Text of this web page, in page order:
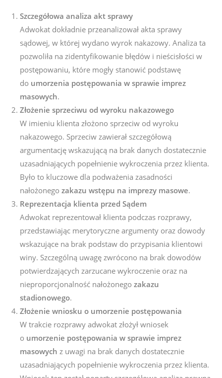
Szczegółowa analiza akt sprawy
Adwokat dokładnie przeanalizował akta sprawy
sądowej, w której wydano wyrok nakazowy. Analiza ta
pozwoliła na zidentyfikowanie błędów i nieścisłości w
postępowaniu, które mogły stanowić podstawę
do umorzenia postępowania w sprawie imprez
masowych.
Złożenie sprzeciwu od wyroku nakazowego
W imieniu klienta złożono sprzeciw od wyroku
nakazowego. Sprzeciw zawierał szczegółową
argumentację wskazującą na brak danych dostatecznie
uzasadniających popełnienie wykroczenia przez klienta.
Było to kluczowe dla podważenia zasadności
nałożonego zakazu wstępu na imprezy masowe.
Reprezentacja klienta przed Sądem
Adwokat reprezentował klienta podczas rozprawy,
przedstawiając merytoryczne argumenty oraz dowody
wskazujące na brak podstaw do przypisania klientowi
winy. Szczególną uwagę zwrócono na brak dowodów
potwierdzających zarzucane wykroczenie oraz na
nieproporcjonalność nałożonego zakazu
stadionowego.
Złożenie wniosku o umorzenie postępowania
W trakcie rozprawy adwokat złożył wniosek
o umorzenie postępowania w sprawie imprez
masowych z uwagi na brak danych dostatecznie
uzasadniających popełnienie wykroczenia przez klienta.